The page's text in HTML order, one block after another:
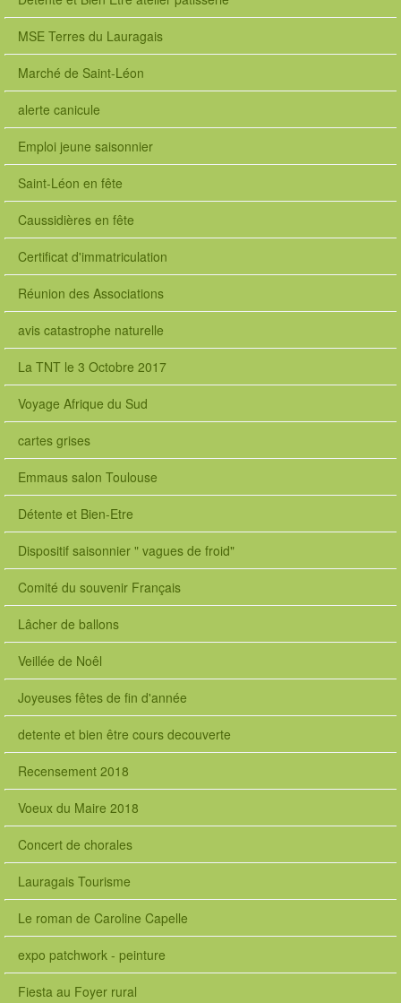
MSE Terres du Lauragais
Marché de Saint-Léon
alerte canicule
Emploi jeune saisonnier
Saint-Léon en fête
Caussidières en fête
Certificat d'immatriculation
Réunion des Associations
avis catastrophe naturelle
La TNT le 3 Octobre 2017
Voyage Afrique du Sud
cartes grises
Emmaus salon Toulouse
Détente et Bien-Etre
Dispositif saisonnier " vagues de froid"
Comité du souvenir Français
Lâcher de ballons
Veillée de Noêl
Joyeuses fêtes de fin d'année
detente et bien être cours decouverte
Recensement 2018
Voeux du Maire 2018
Concert de chorales
Lauragais Tourisme
Le roman de Caroline Capelle
expo patchwork - peinture
Fiesta au Foyer rural